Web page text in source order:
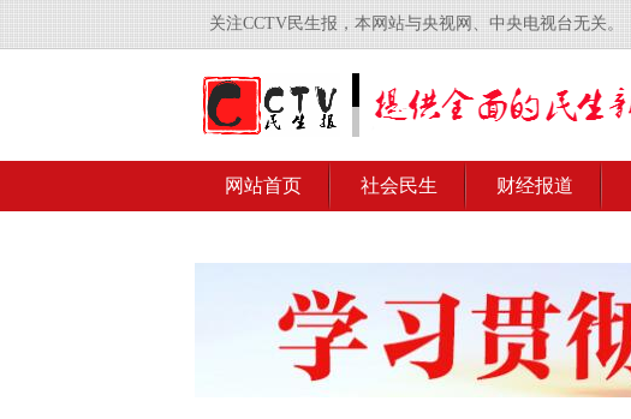
关注CCTV民生报，本网站与央视网、中央电视台无关。
网站首页 社会民生 财经报道